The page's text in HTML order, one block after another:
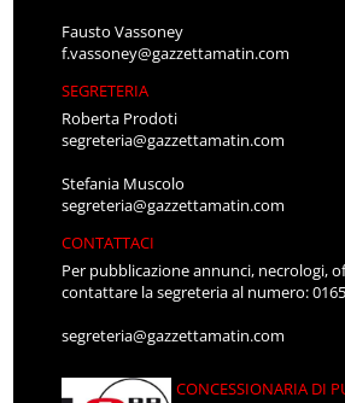
Fausto Vassoney
f.vassoney@gazzettamatin.com
SEGRETERIA
Roberta Prodoti
segreteria@gazzettamatin.com
Stefania Muscolo
segreteria@gazzettamatin.com
CONTATTACI
Per pubblicazione annunci, necrologi,
contattare la segreteria al numero:
segreteria@gazzettamatin.com
CONCESSIONARIA DI